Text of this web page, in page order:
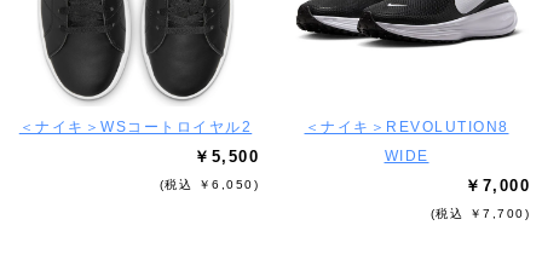
＜ナイキ＞WSコートロイヤル2
￥5,500
(税込 ￥6,050)
＜ナイキ＞REVOLUTION8
WIDE
￥7,000
(税込 ￥7,700)